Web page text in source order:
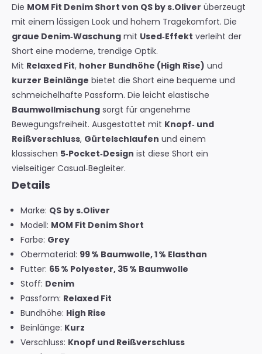
Die MOM Fit Denim Short von QS by s.Oliver überzeugt
mit einem lässigen Look und hohem Tragekomfort. Die
graue Denim‑Waschung mit Used‑Effekt verleiht der
Short eine moderne, trendige Optik.
Mit Relaxed Fit, hoher Bundhöhe (High Rise) und
kurzer Beinlänge bietet die Short eine bequeme und
schmeichelhafte Passform. Die leicht elastische
Baumwollmischung sorgt für angenehme
Bewegungsfreiheit. Ausgestattet mit Knopf‑ und
Reißverschluss, Gürtelschlaufen und einem
klassischen 5‑Pocket‑Design ist diese Short ein
vielseitiger Casual‑Begleiter.
Details
Marke: QS by s.Oliver
Modell: MOM Fit Denim Short
Farbe: Grey
Obermaterial: 99 % Baumwolle, 1 % Elasthan
Futter: 65 % Polyester, 35 % Baumwolle
Stoff: Denim
Passform: Relaxed Fit
Bundhöhe: High Rise
Beinlänge: Kurz
Verschluss: Knopf und Reißverschluss